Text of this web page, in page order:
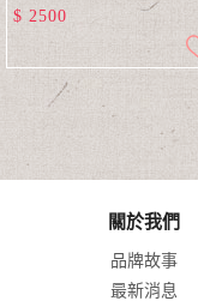
$ 2500
關於我們
品牌故事
最新消息